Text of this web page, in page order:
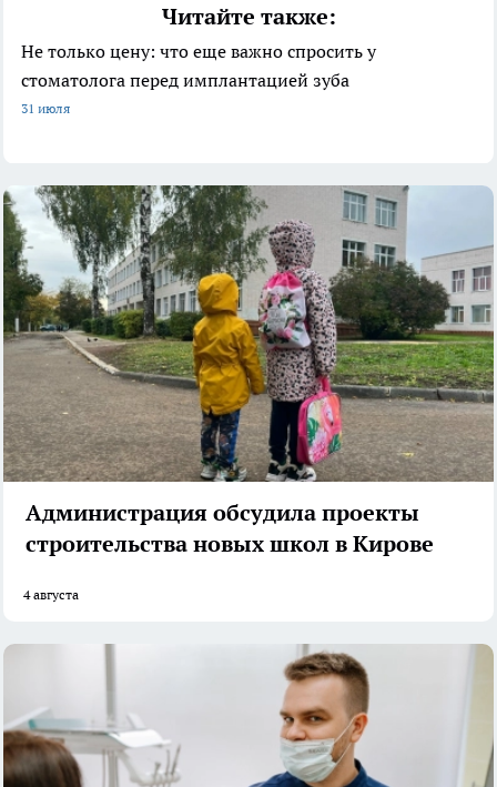
Читайте также:
Не только цену: что еще важно спросить у
стоматолога перед имплантацией зуба
31 июля
Администрация обсудила проекты
строительства новых школ в Кирове
4 августа